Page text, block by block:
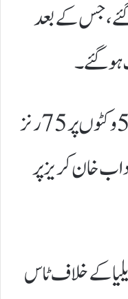
ہوگئے، جس کے بعد
پاکستانی ٹیم نے 16 اوورز میں 5 وکٹوں پر 75 رنز
خان کریز پر
کے خلاف ٹاس